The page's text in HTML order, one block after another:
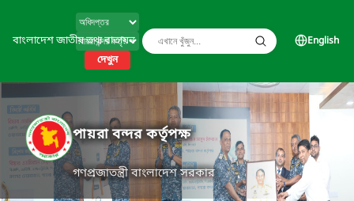
বাংলাদেশ জাতীয় তথ্য বাতায়ন
দেখুন
English
পায়রা বন্দর কর্তৃপক্ষ
গণপ্রজাতন্ত্রী বাংলাদেশ সরকার